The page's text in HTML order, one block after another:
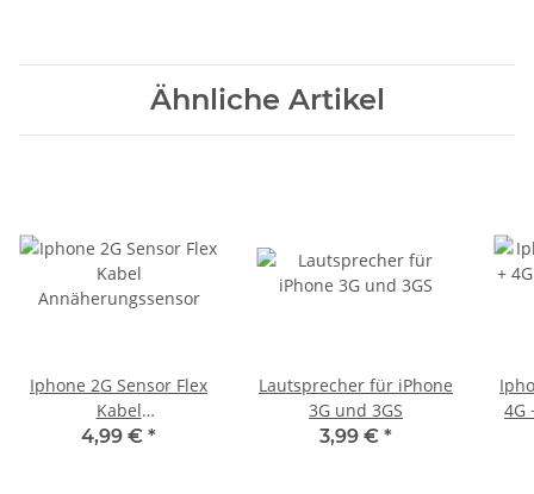
Ähnliche Artikel
Iphone 2G Sensor Flex
Kabel
Annäherungssensor
4,99 € *
Lautsprecher für iPhone
3G und 3GS
3,99 € *
4G